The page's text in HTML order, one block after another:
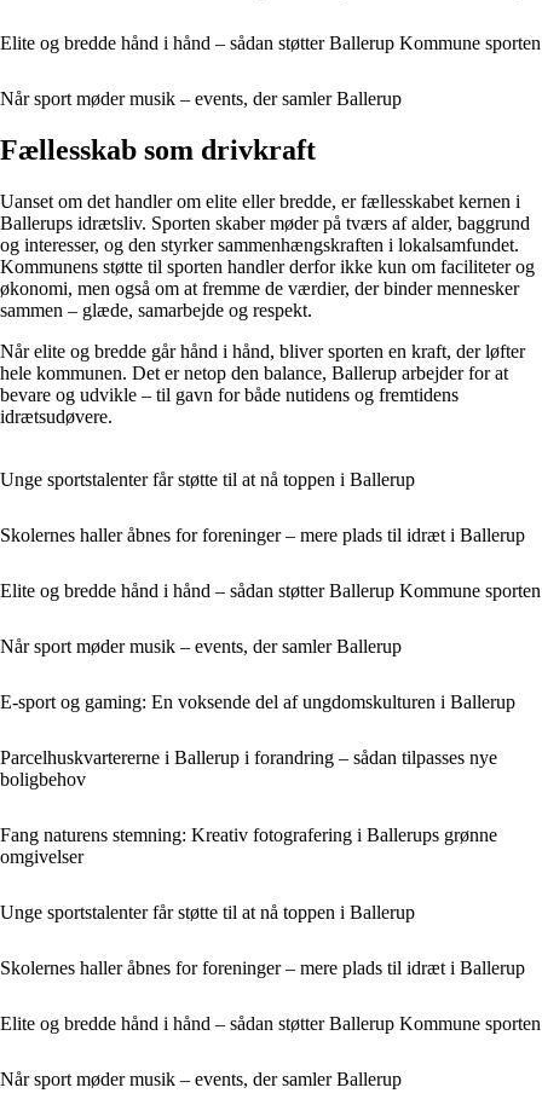
Elite og bredde hånd i hånd – sådan støtter Ballerup Kommune sporten
Når sport møder musik – events, der samler Ballerup
Fællesskab som drivkraft
Uanset om det handler om elite eller bredde, er fællesskabet kernen i
Ballerups idrætsliv. Sporten skaber møder på tværs af alder, baggrund
og interesser, og den styrker sammenhængskraften i lokalsamfundet.
Kommunens støtte til sporten handler derfor ikke kun om faciliteter og
økonomi, men også om at fremme de værdier, der binder mennesker
sammen – glæde, samarbejde og respekt.
Når elite og bredde går hånd i hånd, bliver sporten en kraft, der løfter
hele kommunen. Det er netop den balance, Ballerup arbejder for at
bevare og udvikle – til gavn for både nutidens og fremtidens
idrætsudøvere.
Unge sportstalenter får støtte til at nå toppen i Ballerup
Skolernes haller åbnes for foreninger – mere plads til idræt i Ballerup
Elite og bredde hånd i hånd – sådan støtter Ballerup Kommune sporten
Når sport møder musik – events, der samler Ballerup
E-sport og gaming: En voksende del af ungdomskulturen i Ballerup
Parcelhuskvartererne i Ballerup i forandring – sådan tilpasses nye
boligbehov
Fang naturens stemning: Kreativ fotografering i Ballerups grønne
omgivelser
Unge sportstalenter får støtte til at nå toppen i Ballerup
Skolernes haller åbnes for foreninger – mere plads til idræt i Ballerup
Elite og bredde hånd i hånd – sådan støtter Ballerup Kommune sporten
Når sport møder musik – events, der samler Ballerup